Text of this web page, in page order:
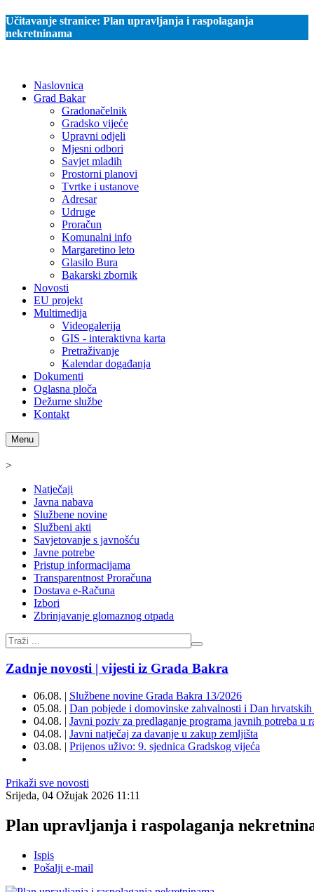
Učitavanje stranice: Plan upravljanja i raspolaganja
nekretninama
Naslovnica
Grad Bakar
Gradonačelnik
Gradsko vijeće
Upravni odjeli
Mjesni odbori
Savjet mladih
Prostorni planovi
Tvrtke i ustanove
Adresar
Udruge
Proračun
Komunalni info
Margaretino leto
Glasilo Bura
Bakarski zbornik
Novosti
EU projekt
Multimedija
Videogalerija
GIS - interaktivna karta
Pretraživanje
Kalendar događanja
Dokumenti
Oglasna ploča
Dežurne službe
Kontakt
Menu
>
Natječaji
Javna nabava
Službene novine
Službeni akti
Savjetovanje s javnošću
Javne potrebe
Pristup informacijama
Transparentnost Proračuna
Dostava e-Računa
Izbori
Zbrinjavanje glomaznog otpada
Zadnje novosti | vijesti iz Grada Bakra
06.08. | Službene novine Grada Bakra 13/2026
05.08. | Dan pobjede i domovinske zahvalnosti i Dan
04.08. | Javni poziv za predlaganje programa javnih potreba
04.08. | Javni natječaj za davanje u zakup zemljišta
03.08. | Prijenos uživo: 9. sjednica Gradskog vijeća
Prikaži sve novosti
Srijeda, 04 Ožujak 2026 11:11
Plan upravljanja i raspolaganja
Ispis
Pošalji e-mail